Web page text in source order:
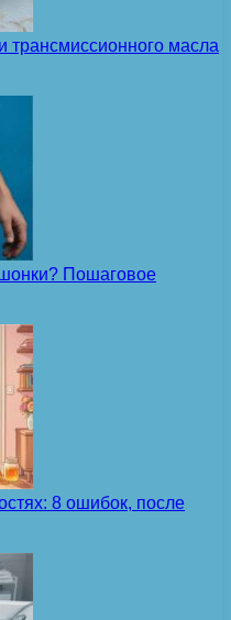
трансмиссионного масла
Пошаговое
8 ошибок, после